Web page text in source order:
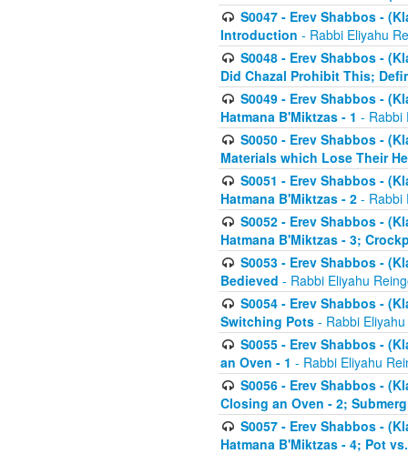
S0047 - Erev Shabbos -
Introduction - Rabbi Eliyahu
S0048 - Erev Shabbos -
Did Chazal Prohibit This;
S0049 - Erev Shabbos -
Hatmana B'Miktzas - 1 - Rabbi
S0050 - Erev Shabbos -
Materials which Lose Their
S0051 - Erev Shabbos -
Hatmana B'Miktzas - 2 - Rabbi
S0052 - Erev Shabbos -
Hatmana B'Miktzas - 3;
S0053 - Erev Shabbos -
Bedieved - Rabbi Eliyahu
S0054 - Erev Shabbos -
Switching Pots - Rabbi
S0055 - Erev Shabbos -
an Oven - 1 - Rabbi Eliyahu
S0056 - Erev Shabbos -
Closing an Oven - 2;
S0057 - Erev Shabbos -
Hatmana B'Miktzas - 4; Pot